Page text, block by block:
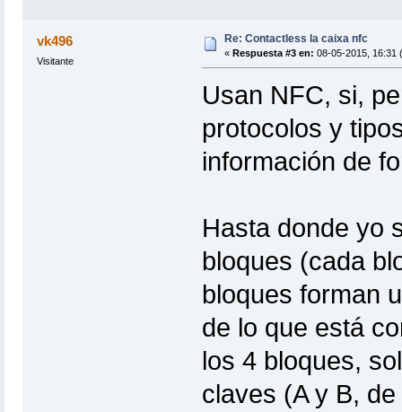
vk496
Visitante
Re: Contactless la caixa nfc
« Respuesta #3 en: 08-05-2015, 16:31
Usan NFC, si,
protocolos y
información de
Hasta donde yo
bloques (cada
bloques forman
de lo que está
los 4 bloques,
claves (A y B,